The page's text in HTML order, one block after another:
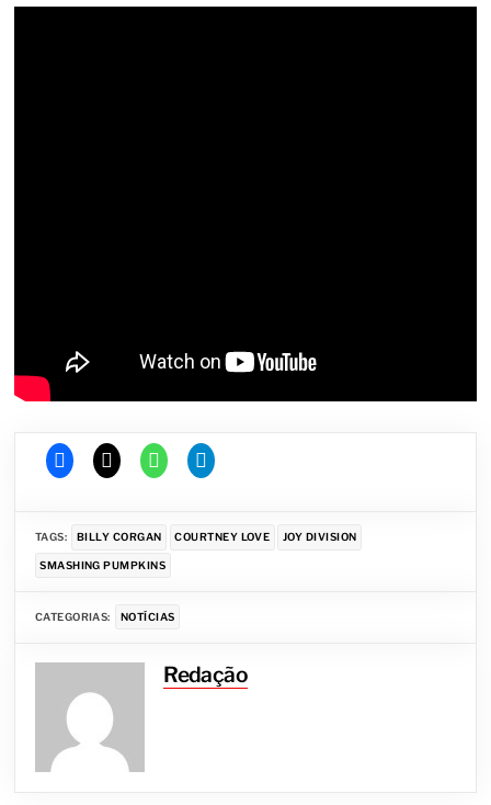
TAGS: BILLY CORGAN COURTNEY LOVE JOY DIVISION
SMASHING PUMPKINS
CATEGORIAS: NOTÍCIAS
Redação